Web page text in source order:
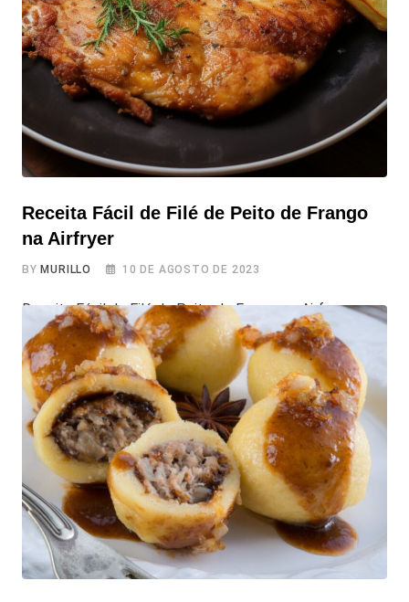
do abacaxi de maneira mais prática e saudável. Além de
aprender dicas úteis para deixar sua receita de Abacaxi
na
Receita Fácil de Filé de Peito de Frango
na Airfryer
BY MURILLO 10 DE AGOSTO DE 2023
Receita Fácil de Filé de Peito de Frango na Airfryer
Experimente o delicioso Filé de Peito de Frango na
Airfryer, uma opção muito saborosa, que está cotada
para ser uma das suas “misturas” favoritas. Com poucos
ingredientes, você prepara um belo filé frango crocante,
sem a necessidade de óleo vegetal. Os temperos
especiais realçam o